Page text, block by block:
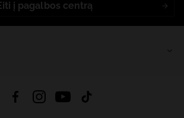
į pagalbos centrą